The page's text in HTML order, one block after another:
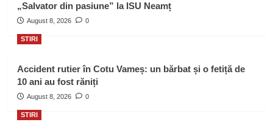
„Salvator din pasiune” la ISU Neamț
August 8, 2026 0
STIRI
Accident rutier în Cotu Vameș: un bărbat și o fetiță de
10 ani au fost răniți
August 8, 2026 0
STIRI